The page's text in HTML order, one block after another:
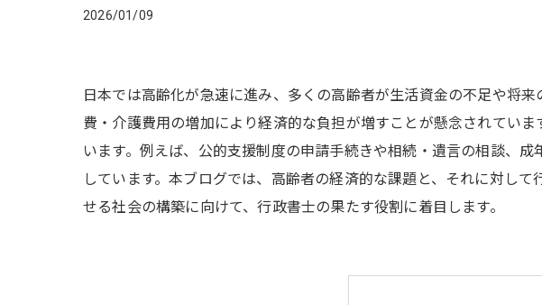
2026/01/09
日本では高齢化が急速に進み、多くの高齢者が生活資金の不足や将
費・介護費用の増加により経済的な負担が増すことが懸念されてい
います。例えば、公的支援制度の申請手続きや相続・遺言の相談、
しています。本ブログでは、高齢者の経済的な課題と、それに対し
せる社会の構築に向けて、行政書士の果たす役割に着目します。